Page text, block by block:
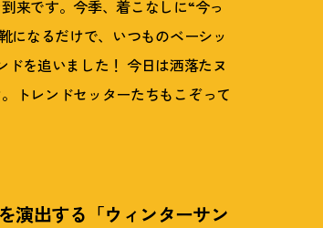
来です。今季、着こなしに“今っ
になるだけで、いつものベーシッ
ドを追いました ！ 今日は洒落たヌ
トレンドセッターたちもこぞって
演出する「ウィンターサン